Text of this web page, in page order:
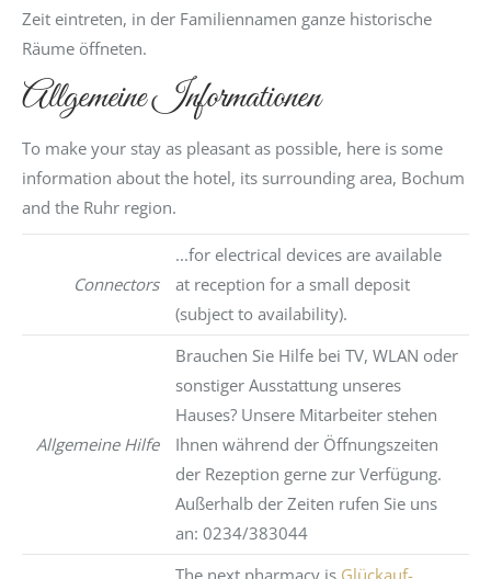
Zeit eintreten, in der Familiennamen ganze historische
Räume öffneten.
Allgemeine Informationen
To make your stay as pleasant as possible, here is some
information about the hotel, its surrounding area, Bochum
and the Ruhr region.
Connectors
...for electrical devices are available
at reception for a small deposit
(subject to availability).
Allgemeine Hilfe
Brauchen Sie Hilfe bei TV, WLAN oder
sonstiger Ausstattung unseres
Hauses? Unsere Mitarbeiter stehen
Ihnen während der Öffnungszeiten
der Rezeption gerne zur Verfügung.
Außerhalb der Zeiten rufen Sie uns
an: 0234/383044
The next pharmacy is Glückauf-